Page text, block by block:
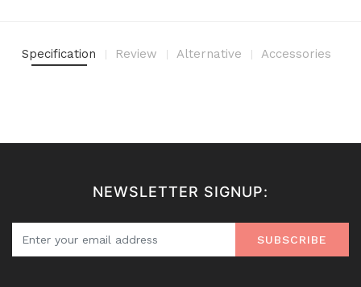
Specification Review Alternative Accessories
NEWSLETTER SIGNUP:
SUBSCRIBE